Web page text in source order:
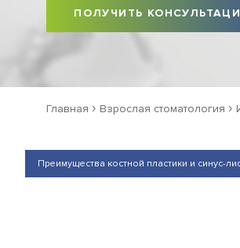
ПОЛУЧИТЬ
Главная › Взрослая стоматология ›
Преимущества костной пластики и синус-